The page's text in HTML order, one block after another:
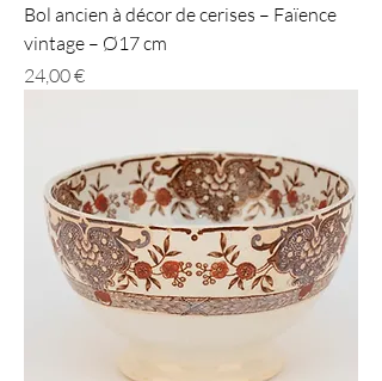
Bol ancien à décor de cerises – Faïence
vintage – Ø17 cm
Prix
24,00 €